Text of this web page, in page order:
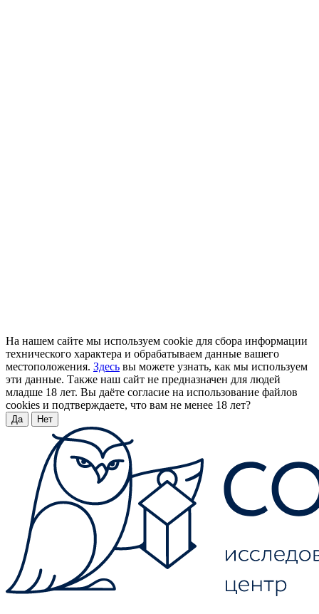
На нашем сайте мы используем cookie для сбора информации
технического характера и обрабатываем данные вашего
местоположения. Здесь вы можете узнать, как мы используем
эти данные. Также наш сайт не предназначен для людей
младше 18 лет. Вы даёте согласие на использование файлов
cookies и подтверждаете, что вам не менее 18 лет?
Да Нет